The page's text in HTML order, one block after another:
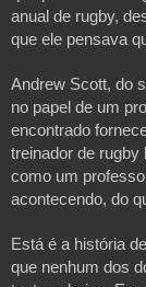
anual de rugby,
que ele pensava
Andrew Scott, do
no papel de um
encontrado
treinador de rugby
como um
acontecendo, do
Está é a história
que nenhum dos